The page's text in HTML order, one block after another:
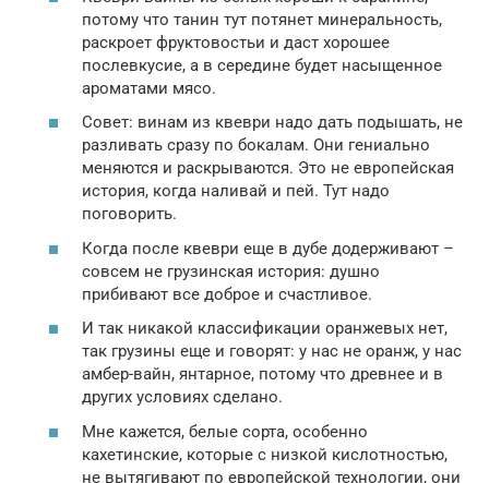
потому что танин тут потянет минеральность,
раскроет фруктовостьи и даст хорошее
послевкусие, а в середине будет насыщенное
ароматами мясо.
Совет: винам из квеври надо дать подышать, не
разливать сразу по бокалам. Они гениально
меняются и раскрываются. Это не европейская
история, когда наливай и пей. Тут надо
поговорить.
Когда после квеври еще в дубе додерживают –
совсем не грузинская история: душно
прибивают все доброе и счастливое.
И так никакой классификации оранжевых нет,
так грузины еще и говорят: у нас не оранж, у нас
амбер-вайн, янтарное, потому что древнее и в
других условиях сделано.
Мне кажется, белые сорта, особенно
кахетинские, которые с низкой кислотностью,
не вытягивают по европейской технологии, они